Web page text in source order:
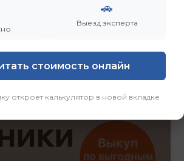
🚗
Выезд эксперта
стоимость онлайн
откроет калькулятор в новой вкладке